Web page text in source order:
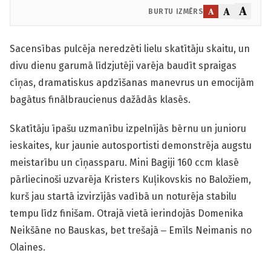
BURTU IZMĒRS A A A
Sacensības pulcēja neredzēti lielu skatītāju skaitu, un
divu dienu garumā līdzjutēji varēja baudīt spraigas
cīņas, dramatiskus apdzīšanas manevrus un emocijām
bagātus finālbraucienus dažādās klasēs.
Skatītāju īpašu uzmanību izpelnījās bērnu un junioru
ieskaites, kur jaunie autosportisti demonstrēja augstu
meistarību un cīņassparu. Mini Bagiji 160 ccm klasē
pārliecinoši uzvarēja Kristers Kuļikovskis no Baložiem,
kurš jau startā izvirzījās vadībā un noturēja stabilu
tempu līdz finišam. Otrajā vietā ierindojās Domenika
Neik­šāne no Bauskas, bet trešajā ‒ Emīls Neimanis no
Olaines.